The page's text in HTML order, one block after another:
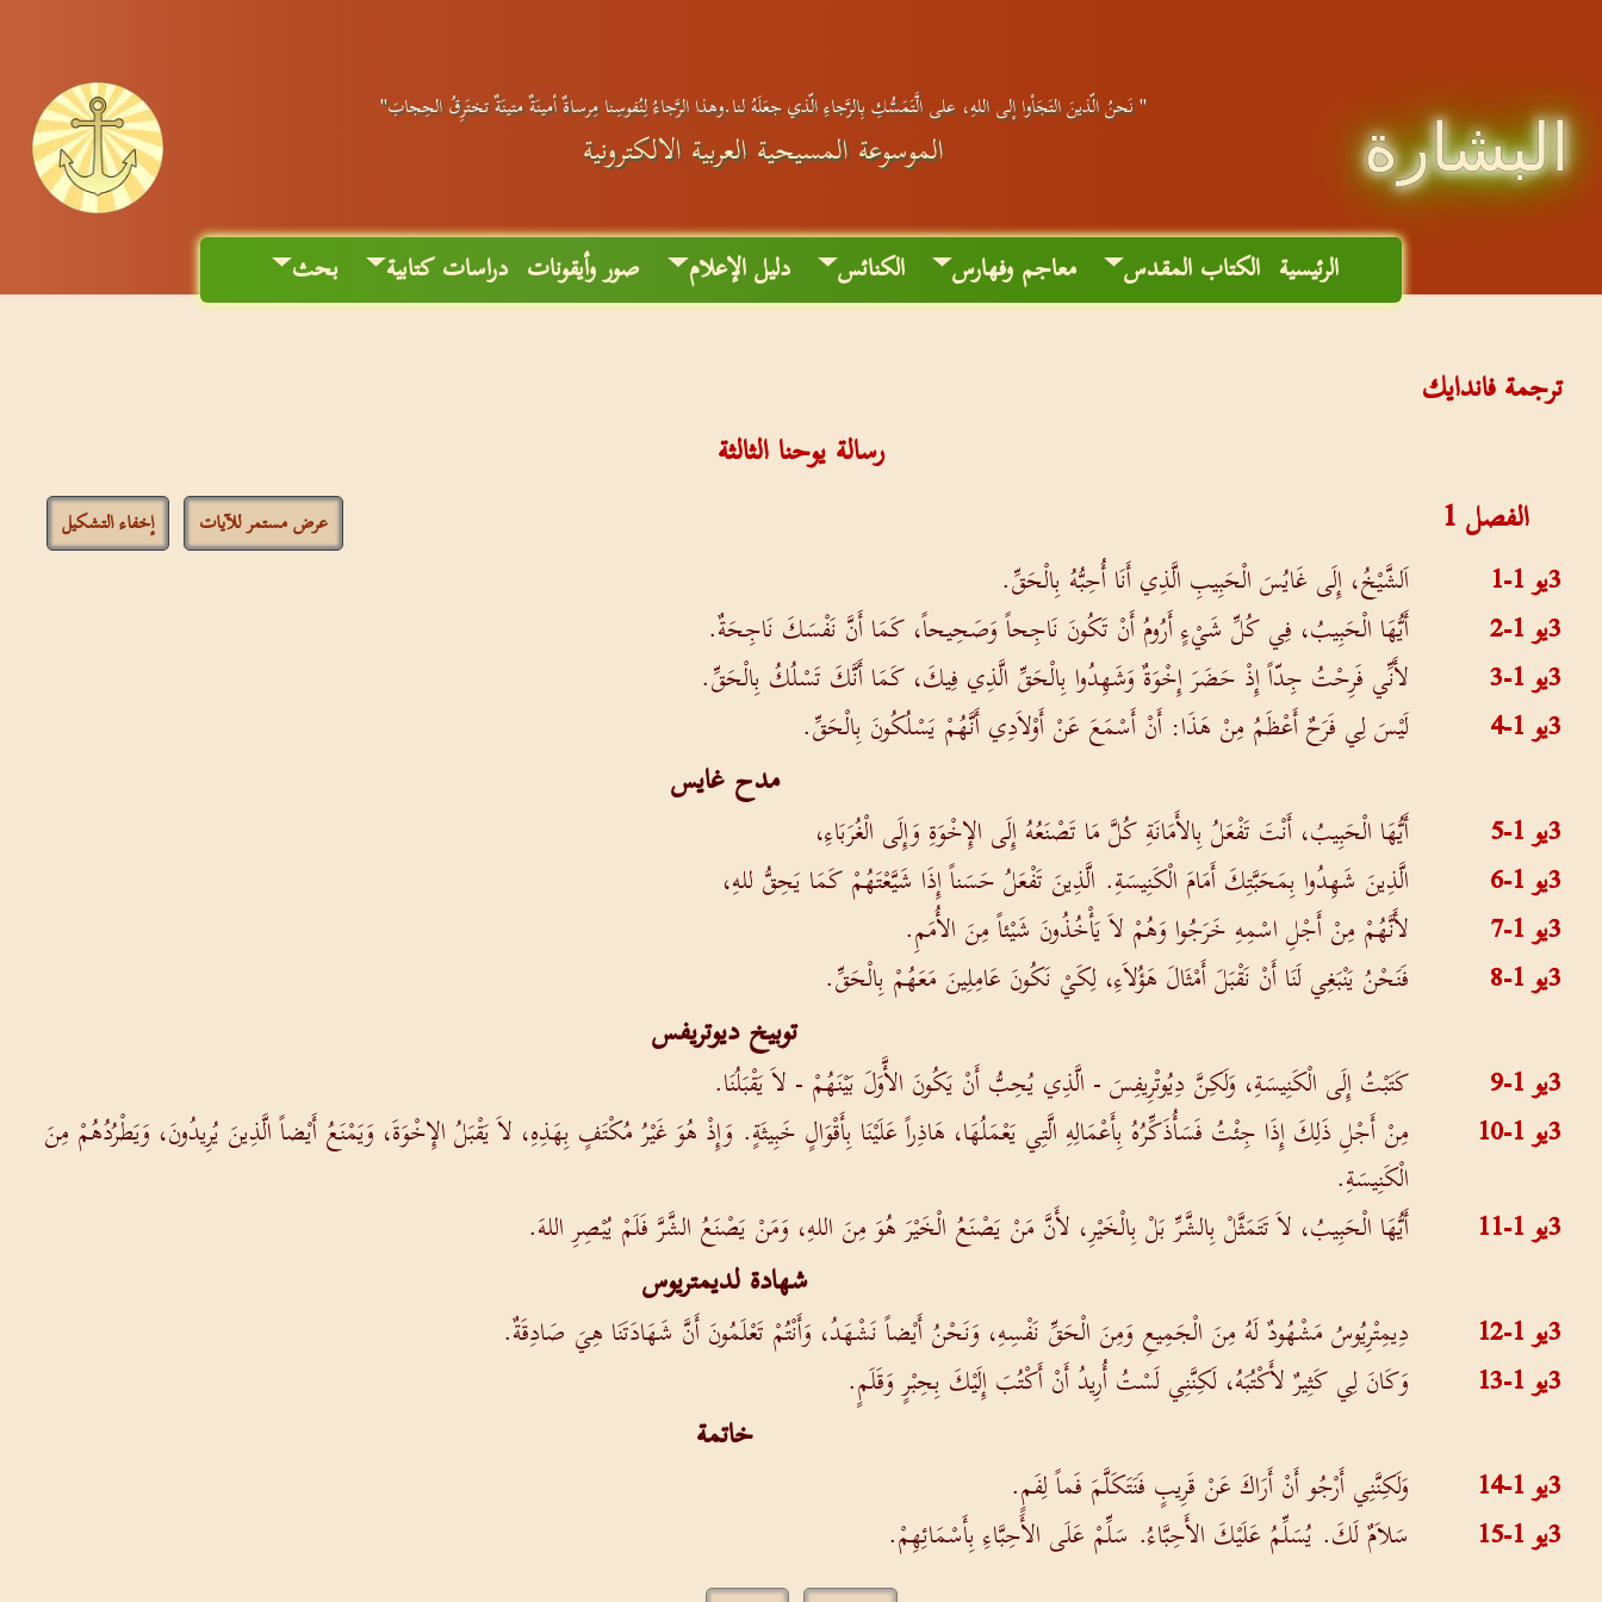
البشارة
" نَحنُ الّذينَ التَجَأوا إلى اللهِ، على الَّتَمَسُّكِ بِالرَّجاءِ الّذي جعَلَهُ لنا.وهذا الرَّجاءُ لِنُفوسِنا مِرساةٌ أمينَةٌ متينَةٌ تختَرِقُ الحِجابَ"
الموسوعة المسيحية العربية الالكترونية
الرئيسية الكتاب المقدس معاجم وفهارس الكنائس دليل الإعلام صور وأيقونات دراسات كتابية بحث
ترجمة فاندايك
رسالة يوحنا الثالثة
الفصل1 عرض مستمر للآيات إخفاء التشكيل
3يو 1-1
اَلشَّيْخُ، إِلَى غَايُسَ الْحَبِيبِ الَّذِي أَنَا أُحِبُّهُ بِالْحَقِّ.
3يو 1-2
أَيُّهَا الْحَبِيبُ، فِي كُلِّ شَيْءٍ أَرُومُ أَنْ تَكُونَ نَاجِحاً وَصَحِيحاً، كَمَا أَنَّ نَفْسَكَ نَاجِحَةٌ.
3يو 1-3
لأَنِّي فَرِحْتُ جِدّاً إِذْ حَضَرَ إِخْوَةٌ وَشَهِدُوا بِالْحَقِّ الَّذِي فِيكَ، كَمَا أَنَّكَ تَسْلُكُ بِالْحَقِّ.
3يو 1-4
لَيْسَ لِي فَرَحٌ أَعْظَمُ مِنْ هَذَا: أَنْ أَسْمَعَ عَنْ أَوْلاَدِي أَنَّهُمْ يَسْلُكُونَ بِالْحَقِّ.
مدح غايس
3يو 1-5
أَيُّهَا الْحَبِيبُ، أَنْتَ تَفْعَلُ بِالأَمَانَةِ كُلَّ مَا تَصْنَعُهُ إِلَى الإِخْوَةِ وَإِلَى الْغُرَبَاءِ،
3يو 1-6
الَّذِينَ شَهِدُوا بِمَحَبَّتِكَ أَمَامَ الْكَنِيسَةِ. الَّذِينَ تَفْعَلُ حَسَناً إِذَا شَيَّعْتَهُمْ كَمَا يَحِقُّ للهِ،
3يو 1-7
لأَنَّهُمْ مِنْ أَجْلِ اسْمِهِ خَرَجُوا وَهُمْ لاَ يَأْخُذُونَ شَيْئاً مِنَ الأُمَمِ.
3يو 1-8
فَنَحْنُ يَنْبَغِي لَنَا أَنْ نَقْبَلَ أَمْثَالَ هَؤُلاَءِ، لِكَيْ نَكُونَ عَامِلِينَ مَعَهُمْ بِالْحَقِّ.
توبيخ ديوتريفس
3يو 1-9
كَتَبْتُ إِلَى الْكَنِيسَةِ، وَلَكِنَّ دِيُوتْرِيفِسَ - الَّذِي يُحِبُّ أَنْ يَكُونَ الأَّوَلَ بَيْنَهُمْ - لاَ يَقْبَلُنَا.
3يو 1-10
مِنْ أَجْلِ ذَلِكَ إِذَا جِئْتُ فَسَأُذَكِّرُهُ بِأَعْمَالِهِ الَّتِي يَعْمَلُهَا، هَاذِراً عَلَيْنَا بِأَقْوَالٍ خَبِيثَةٍ. وَإِذْ هُوَ غَيْرُ مُكْتَفٍ بِهَذِهِ، لاَ يَقْبَلُ الإِخْوَةَ، وَيَمْنَعُ أَيْضاً الَّذِينَ يُرِيدُونَ، وَيَطْرُدُهُمْ مِنَ
الْكَنِيسَةِ.
3يو 1-11
أَيُّهَا الْحَبِيبُ، لاَ تَتَمَثَّلْ بِالشَّرِّ بَلْ بِالْخَيْرِ، لأَنَّ مَنْ يَصْنَعُ الْخَيْرَ هُوَ مِنَ اللهِ، وَمَنْ يَصْنَعُ الشَّرَّ فَلَمْ يُبْصِرِ اللهَ.
شهادة لديمتريوس
3يو 1-12
دِيمِتْرِيُوسُ مَشْهُودٌ لَهُ مِنَ الْجَمِيعِ وَمِنَ الْحَقِّ نَفْسِهِ، وَنَحْنُ أَيْضاً نَشْهَدُ، وَأَنْتُمْ تَعْلَمُونَ أَنَّ شَهَادَتَنَا هِيَ صَادِقَةٌ.
3يو 1-13
وَكَانَ لِي كَثِيرٌ لأَكْتُبَهُ، لَكِنَّنِي لَسْتُ أُرِيدُ أَنْ أَكْتُبَ إِلَيْكَ بِحِبْرٍ وَقَلَمٍ.
خاتمة
3يو 1-14
وَلَكِنَّنِي أَرْجُو أَنْ أَرَاكَ عَنْ قَرِيبٍ فَنَتَكَلَّمَ فَماً لِفَمٍ.
3يو 1-15
سَلاَمٌ لَكَ. يُسَلِّمُ عَلَيْكَ الأَحِبَّاءُ. سَلِّمْ عَلَى الأَحِبَّاءِ بِأَسْمَائِهِمْ.